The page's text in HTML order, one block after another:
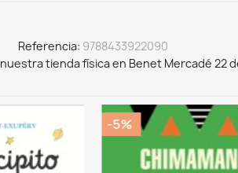
Referencia 9788433922090
tienda física en Benet Mercadé 22
-5%